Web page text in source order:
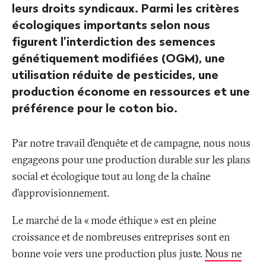
leurs droits syndicaux. Parmi les critères
écologiques importants selon nous
figurent l’interdiction des semences
génétiquement modifiées (OGM), une
utilisation réduite de pesticides, une
production économe en ressources et une
préférence pour le coton bio.
Par notre travail d’enquête et de campagne, nous nous
engageons pour une production durable sur les plans
social et écologique tout au long de la chaîne
d’approvisionnement.
Le marché de la «mode éthique» est en pleine
croissance et de nombreuses entreprises sont en
bonne voie vers une production plus juste.Nous ne